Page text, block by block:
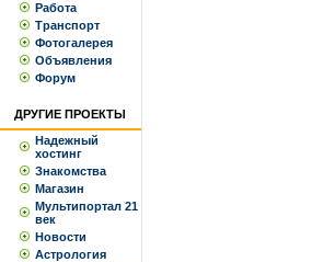
Работа
Транспорт
Фотогалерея
Объявления
Форум
ДРУГИЕ ПРОЕКТЫ
Надежный
хостинг
Знакомства
Магазин
Мультипортал 21
век
Новости
Астрология